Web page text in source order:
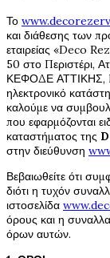
Το
και διάθεσης των
εταιρείας «Deco
50 στο Περιστέρι,
ΚΕΦΟΔΕ ΑΤΤΙΚΗΣ,
ηλεκτρονικό
καλούμε να
που εφαρμόζονται
καταστήματος της
στην διεύθυνση
Βεβαιωθείτε ότι
διότι η τυχόν
ιστοσελίδα
όρους και η
όρων αυτών.